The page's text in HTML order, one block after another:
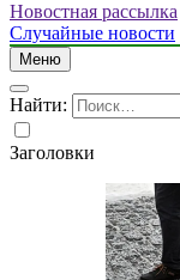
Новостная рассылка
Случайные новости
Меню
Найти:
Заголовки